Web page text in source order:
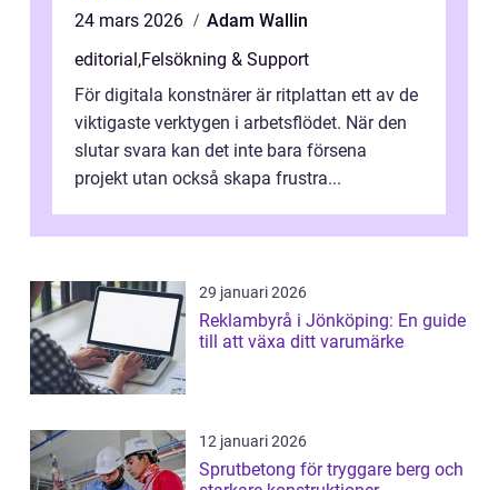
24 mars 2026
Adam Wallin
editorial,Felsökning & Support
För digitala konstnärer är ritplattan ett av de
viktigaste verktygen i arbetsflödet. När den
slutar svara kan det inte bara försena
projekt utan också skapa frustra...
29 januari 2026
Reklambyrå i Jönköping: En guide
till att växa ditt varumärke
12 januari 2026
Sprutbetong för tryggare berg och